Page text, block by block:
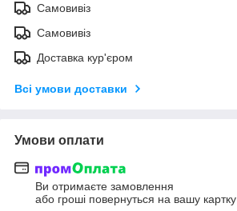
Самовивіз
Самовивіз
Доставка кур'єром
Всі умови доставки
Умови оплати
Ви отримаєте замовлення
або гроші повернуться на вашу картку